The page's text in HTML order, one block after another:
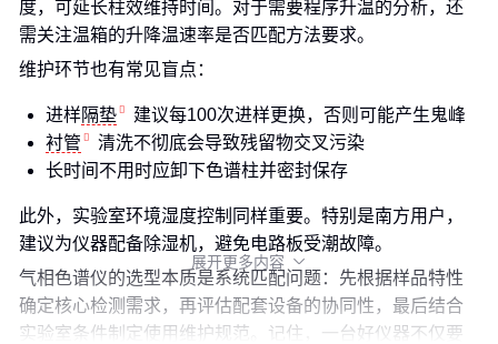
度，可延长柱效维持时间。对于需要程序升温的分析，还
需关注温箱的升降温速率是否匹配方法要求。
维护环节也有常见盲点：
进样隔垫
建议每100次进样更换，否则可能产生鬼峰
衬管
清洗不彻底会导致残留物交叉污染
长时间不用时应卸下色谱柱并密封保存
此外，实验室环境湿度控制同样重要。特别是南方用户，
建议为仪器配备除湿机，避免电路板受潮故障。
气相色谱仪的选型本质是系统匹配问题：先根据样品特性
确定核心检测需求，再评估配套设备的协同性，最后结合
实验室条件制定使用维护规范。记住，一台好仪器不仅要
展开更多内容 